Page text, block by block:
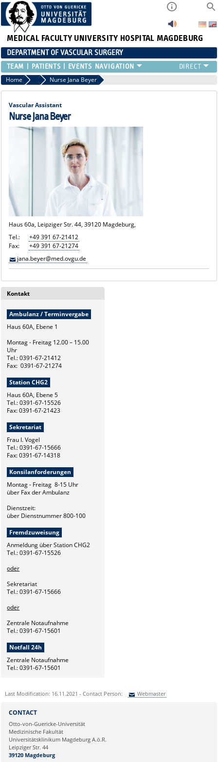
MEDICAL FACULTY UNIVERSITY HOSPITAL MAGDEBURG
DEPARTMENT OF VASCULAR SURGERY
TEAM PATIENTS EVENTS
Home Vascular Assistants
Nurse Jana Beyer
Vascular Assistant
Nurse Jana Beyer
Haus 60a, Leipziger Str. 44, 39120 Magdeburg,
Tel.:
+49 391 67-21412
Fax:
+49 391 67-21274
jana.beyer@med.ovgu.de
Kontakt
Ambulanz / Terminvergabe
Haus 60A, Ebene 1
Montag - Freitag 12.00 – 15.00
Uhr
Tel.: 0391-67-21412
Fax: 0391-67-21274
Station CHG2
Haus 60A, Ebene 5
Tel.: 0391-67-15526
Fax: 0391-67-21423
Sekretariat
Frau I. Vogel
Tel.: 0391-67-15666
Fax: 0391-67-14318
Konsilanforderungen
Montag - Freitag 8-15 Uhr
über Fax der Ambulanz
Dienstzeit:
über Dienstnummer 800-100
Fremdzuweisung
Anmeldung über Station CHG2
Tel.: 0391-67-15526
oder
Sekretariat
Tel.: 0391-67-15666
oder
Zentrale Notaufnahme
Tel.: 0391-67-15601
Notfall 24h
Zentrale Notaufnahme
Tel.: 0391-67-15601
Last Modification: 16.11.2021 - Contact Person: Webmaster
Sie können eine Nachricht versenden an:
Ihre E-Mailadresse:
Ihr Anliegen:
CONTACT
Otto-von-Guericke-Universität
Medizinische Fakultät
Universitätsklinikum Magdeburg A.ö.R.
Leipziger Str. 44
39120 Magdeburg